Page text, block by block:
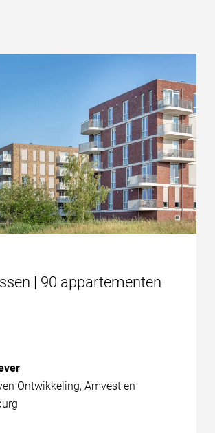
| 90 appartementen
Ontwikkeling, Amvest en